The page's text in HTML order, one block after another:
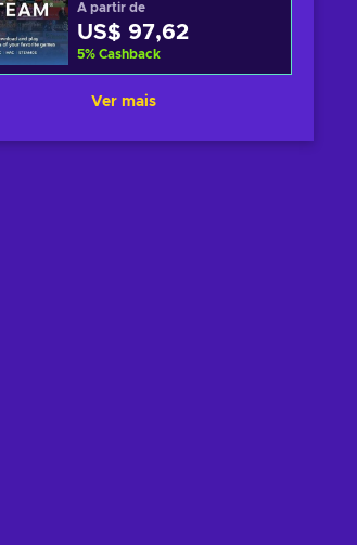
A partir de
US$ 97,62
5% Cashback
Ver mais